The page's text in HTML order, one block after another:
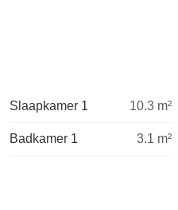
Slaapkamer 1 10.3 m²
Badkamer 1 3.1 m²